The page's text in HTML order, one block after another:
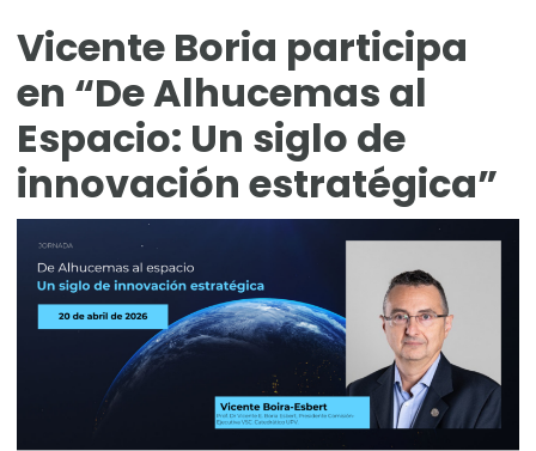
Vicente Boria participa
en “De Alhucemas al
Espacio: Un siglo de
innovación estratégica”